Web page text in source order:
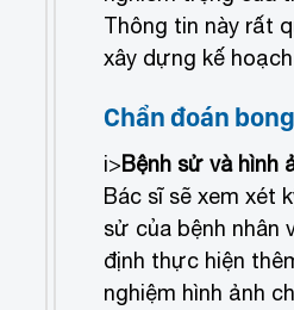
Thông tin này rất
xây dựng kế
Chẩn đoán
i>Bệnh sử và hình
Bác sĩ sẽ xem xét
sử của bệnh nhân
định thực hiện
nghiệm hình ảnh